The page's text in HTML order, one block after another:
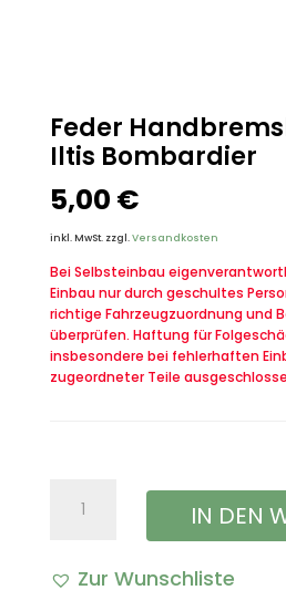
Feder
Iltis Bombardier
5,00 €
inkl. MwSt. zzgl.Versandkosten
Bei Selbsteinbau
Einbau nur durch geschultes
richtige Fahrzeugzuordnung und
überprüfen. Haftung für
insbesondere bei fehlerhaften
zugeordneter Teile
Feder
Handbremshebel
VW
IN DEN
Zur Wunschliste